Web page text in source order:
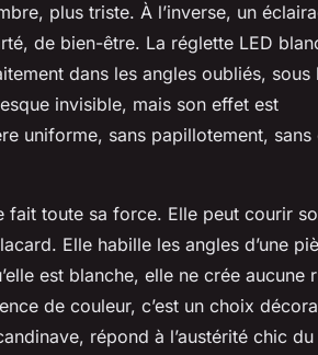
plus triste. À l’inverse, un
de bien-être. La réglette LED
dans les angles oubliés, sous
invisible, mais son effet est
uniforme, sans papillotement, sans
fait toute sa force. Elle peut courir
Elle habille les angles d’une
est blanche, elle ne crée aucune
de couleur, c’est un choix
répond à l’austérité chic